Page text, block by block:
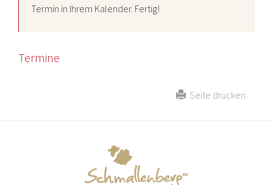
Termin in Ihrem Kalender. Fertig!
Termine
Seite drucken